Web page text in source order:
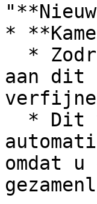
*
aan dit
omdat